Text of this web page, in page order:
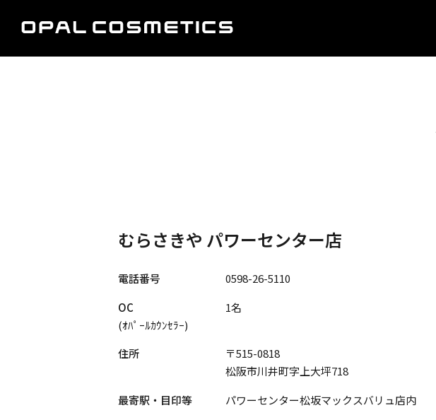
むらさきや パワーセンター店
電話番号
0598-26-5110
OC
(ｵﾊﾟｰﾙｶｳﾝｾﾗｰ)
1名
住所
〒515-0818
松阪市川井町字上大坪718
最寄駅・目印等
パワーセンター松坂マックスバリュ店内